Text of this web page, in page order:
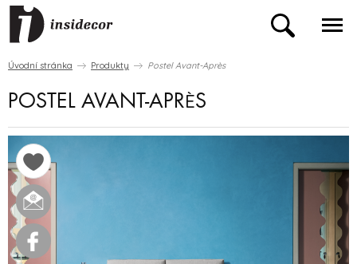
Úvodní stránka Produkty Postel Avant-Après
POSTEL AVANT-APRÈS